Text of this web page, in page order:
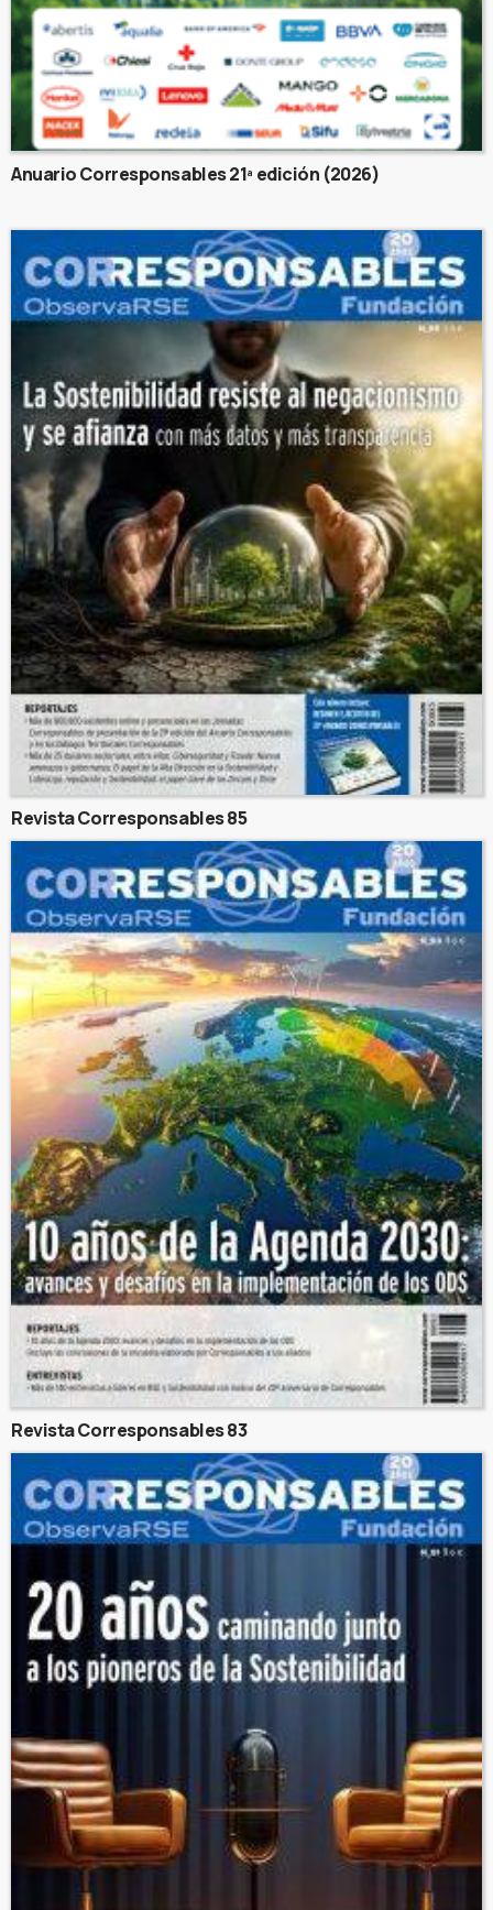
Anuario Corresponsables 21ª edición (2026)
Revista Corresponsables 85
Revista Corresponsables 83